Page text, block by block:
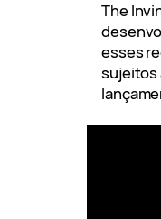
The
esses
sujeitos